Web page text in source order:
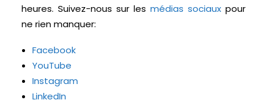
heures. Suivez-nous sur les médias sociaux pour
ne rien manquer:
Facebook
YouTube
Instagram
LinkedIn